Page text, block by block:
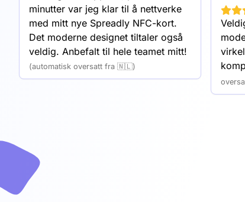
minutter var jeg klar til å nettverke
med mitt nye Spreadly NFC-kort.
Det moderne designet tiltaler også
veldig. Anbefalt til hele teamet mitt!
(automatisk oversatt fra 🇳🇱)